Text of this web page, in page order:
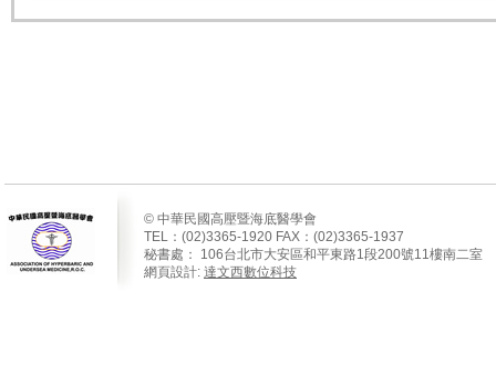
© 中華民國高壓暨海底醫學會
TEL：(02)3365-1920 FAX：(02)3365-1937
秘書處：
106台北市大安區和平東路1段200號11樓南二室
網頁設計: 達文西數位科技